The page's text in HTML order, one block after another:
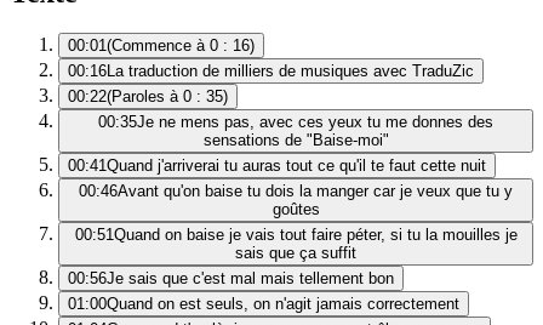
00:01(Commence à 0 : 16)
00:16La traduction de milliers de musiques avec TraduZic
00:22(Paroles à 0 : 35)
00:35Je ne mens pas, avec ces yeux tu me donnes des
sensations de "Baise-moi"
00:41Quand j'arriverai tu auras tout ce qu'il te faut cette nuit
00:46Avant qu'on baise tu dois la manger car je veux que tu y
goûtes
00:51Quand on baise je vais tout faire péter, si tu la mouilles je
sais que ça suffit
00:56Je sais que c'est mal mais tellement bon
01:00Quand on est seuls, on n'agit jamais correctement